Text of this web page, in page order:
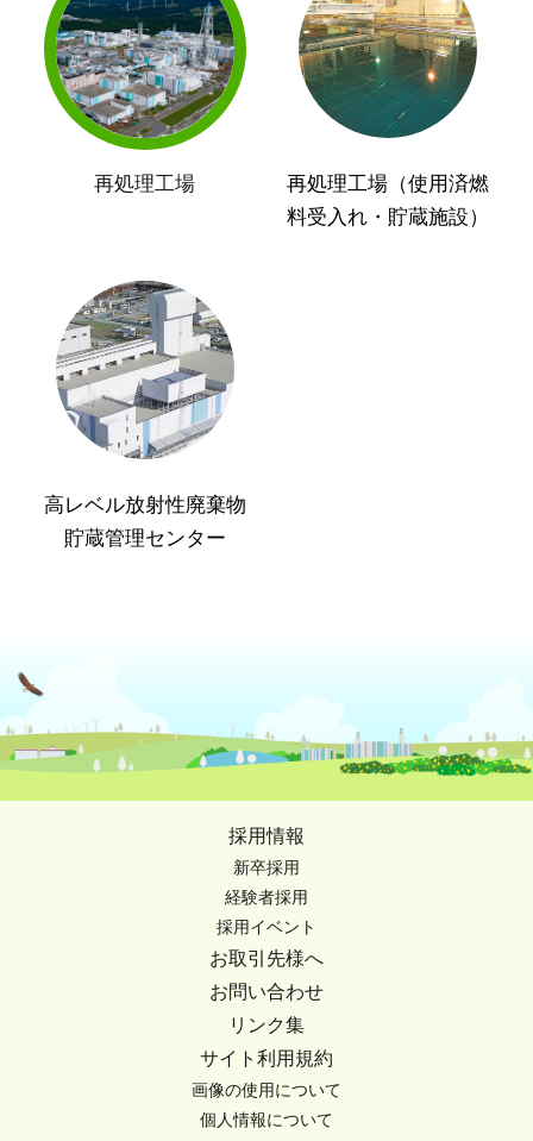
再処理工場
再処理工場（使用済燃
料受入れ・貯蔵施設）
高レベル放射性廃棄物
貯蔵管理センター
採用情報
新卒採用
経験者採用
採用イベント
お取引先様へ
お問い合わせ
リンク集
サイト利用規約
画像の使用について
個人情報について